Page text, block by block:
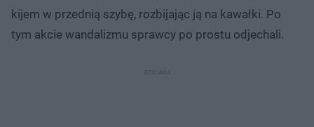
kijem w przednią szybę, rozbijając ją na kawałki. Po
tym akcie wandalizmu sprawcy po prostu odjechali.